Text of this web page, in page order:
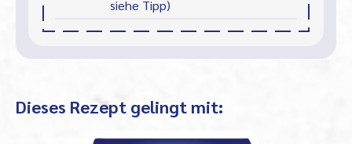
siehe Tipp)
Dieses Rezept gelingt mit: